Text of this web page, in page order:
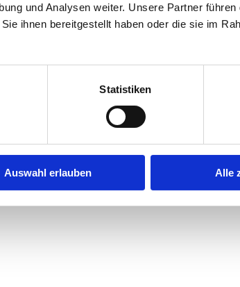
und Analysen weiter. Unsere Partner
ihnen bereitgestellt haben oder die sie im
Statistiken
Auswahl erlauben Alle
while loadingjobninja.com(see the browser